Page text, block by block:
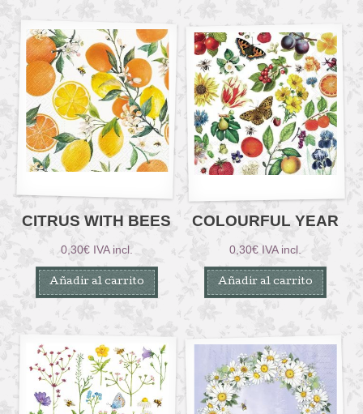
CITRUS WITH BEES
0,30€ IVA incl.
Añadir al carrito
COLOURFUL YEAR
0,30€ IVA incl.
Añadir al carrito